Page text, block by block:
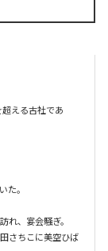
える古社であ
た。
れ、宴会騒ぎ。
さちこに美空ひば